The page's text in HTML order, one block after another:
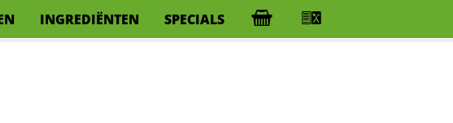
INGREDIËNTEN SPECIALS